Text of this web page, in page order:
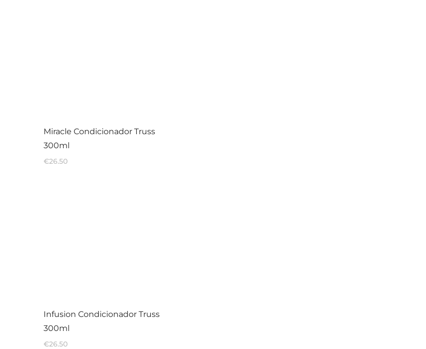
Miracle Condicionador Truss
300ml
€26.50
Infusion Condicionador Truss
300ml
€26.50